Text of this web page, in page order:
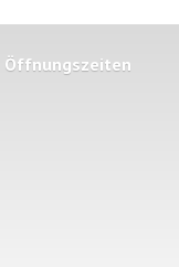
Öffnungszeiten